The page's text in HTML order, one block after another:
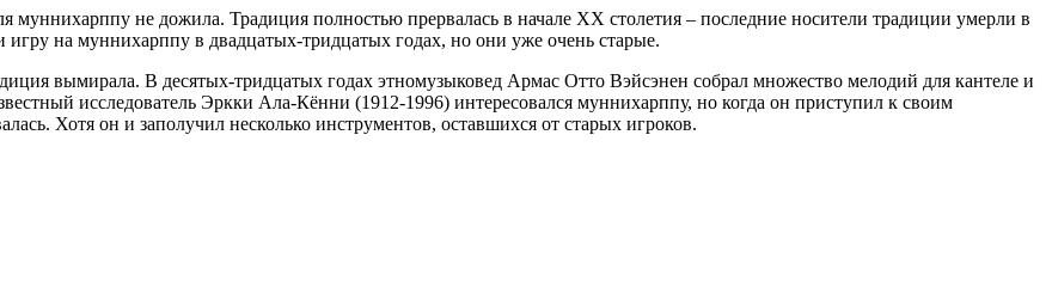
муннихарппу не дожила. Традиция полностью прервалась в начале XX столетия – последние носители традиции умерли в
на муннихарппу в двадцатых-тридцатых годах, но они уже очень старые.
вымирала. В десятых-тридцатых годах этномузыковед Армас Отто Вэйсэнен собрал множество мелодий для кантеле и
исследователь Эркки Ала-Кённи (1912-1996) интересовался муннихарппу, но когда он приступил к своим
Хотя он и заполучил несколько инструментов, оставшихся от старых игроков.